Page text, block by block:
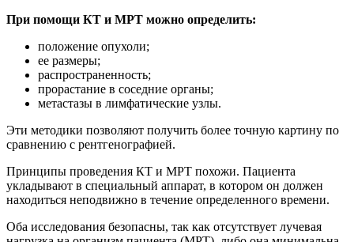
При помощи КТ и МРТ можно определить:
положение опухоли;
ее размеры;
распространенность;
прорастание в соседние органы;
метастазы в лимфатические узлы.
Эти методики позволяют получить более точную картину по
сравнению с рентгенографией.
Принципы проведения КТ и МРТ похожи. Пациента
укладывают в специальный аппарат, в котором он должен
находиться неподвижно в течение определенного времени.
Оба исследования безопасны, так как отсутствует лучевая